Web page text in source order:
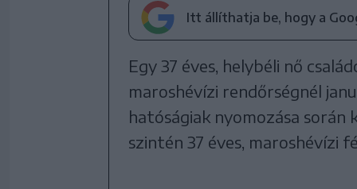
Itt állíthatja be, hogy a
Egy 37 éves, helybéli nő
maroshévízi rendőrségnél
hatóságiak nyomozása során
szintén 37 éves, maroshévízi